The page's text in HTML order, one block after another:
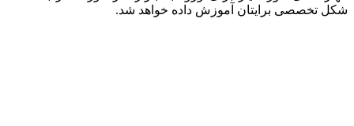
شکل تخصصی برایتان آموزش داده خواهد شد.